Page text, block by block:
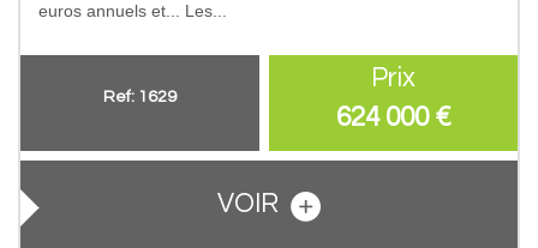
euros annuels et... Les...
Ref: 1629
Prix
624 000 €
VOIR